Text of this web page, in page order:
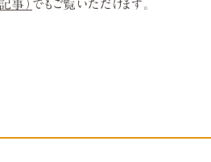
事） でもご覧いただけます。